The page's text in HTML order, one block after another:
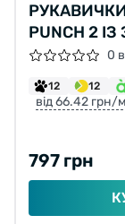
РУКАВИЧКИ
PUNCH 2
ПАЛЬЦЯМИ0
12 12
від 66.42 грн/
797 грн